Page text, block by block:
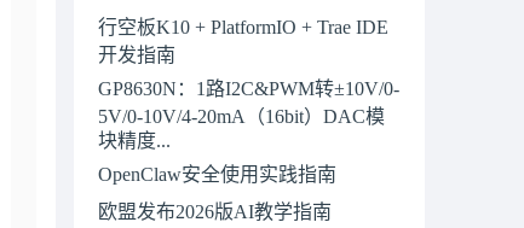
行空板K10 + PlatformIO + Trae IDE
开发指南
GP8630N：1路I2C&PWM转±10V/0-
5V/0-10V/4-20mA（16bit）DAC模
块精度...
OpenClaw安全使用实践指南
欧盟发布2026版AI教学指南